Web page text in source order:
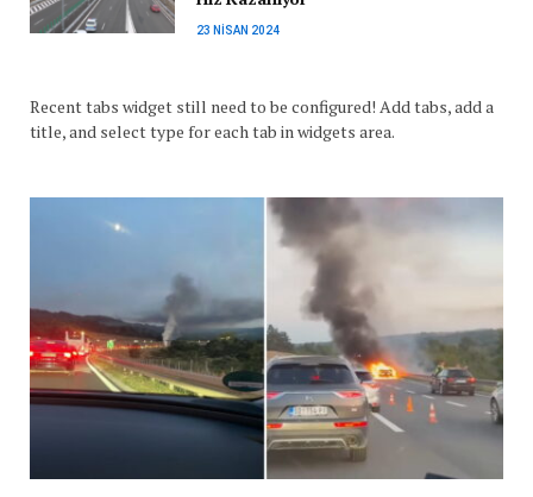
23 NISAN 2024
Recent tabs widget still need to be configured! Add tabs, add a
title, and select type for each tab in widgets area.